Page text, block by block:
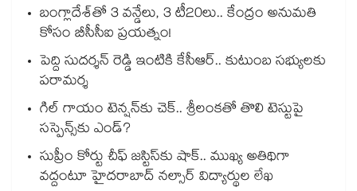
బంగ్లాదేశ్⁬తో 3 వన్డేలు, 3 టీ20లు.. కేంద్రం అనుమతి
కోసం బీసీసీఐ ప్రయత్నం!
పెద్ది సుదర్శన్ రెడ్డి ఇంటికి కేసీఆర్.. కుటుంబ సభ్యులకు
పరామర్శ
గిల్ గాయం టెన్షన్‌కు చెక్.. శ్రీలంకతో తొలి టెస్టుపై
సస్పెన్స్‌కు ఎండ్?
సుప్రీం కోర్టు చీఫ్ జస్టిస్⁭కు షాక్.. ముఖ్య అతిథిగా
వద్దంటూ హైదరాబాద్ నల్సార్ విద్యార్థుల లేఖ